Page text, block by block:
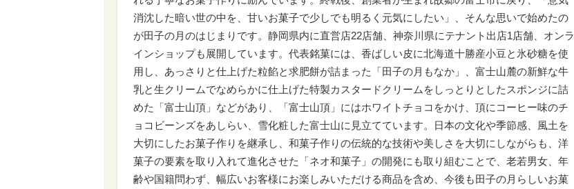
消沈した暗い世の中を、甘いお菓子で少しでも明るく元気にしたい」、そんな思いで始めたの
が田子の月のはじまりです。静岡県内に直営店22店舗、神奈川県にテナント出店1店舗、オンラ
インショップも展開しています。代表銘菓には、香ばしい皮に北海道十勝産小豆と氷砂糖を使
用し、あっさりと仕上げた粒餡と求肥餅が詰まった「田子の月もなか」、富士山麓の新鮮な牛
乳と生クリームでなめらかに仕上げた特製カスタードクリームをしっとりとしたスポンジに詰
めた「富士山頂」などがあり、「富士山頂」にはホワイトチョコをかけ、頂にコーヒー味のチ
ョコビーンズをあしらい、雪化粧した富士山に見立てています。日本の文化や季節感、風土を
大切にしたお菓子作りを継承し、和菓子作りの伝統的な技術や美しさを大切にしながらも、洋
菓子の要素を取り入れて進化させた「ネオ和菓子」の開発にも取り組むことで、老若男女、年
齢や国籍問わず、幅広いお客様にお楽しみいただける商品を含め、今後も田子の月らしいお菓